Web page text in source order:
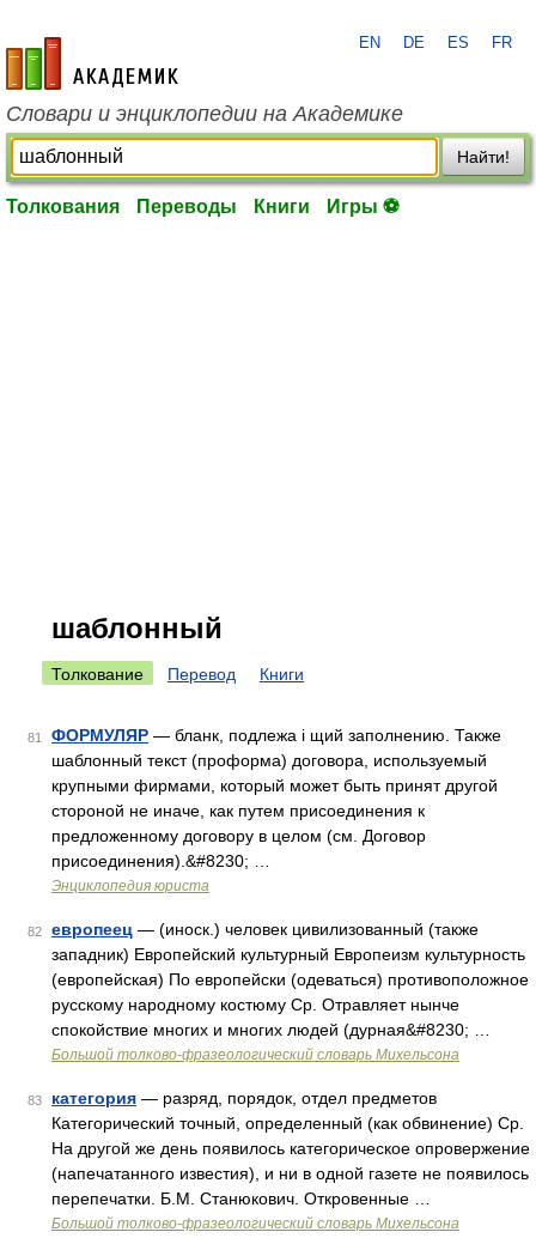
academic.ru
EN DE ES FR
Словари и энциклопедии на Академике
Найти!
Толкования Переводы Книги Игры ⚽
шаблонный
Толкование Перевод Книги
81 ФОРМУЛЯР — бланк, подлежа i щий заполнению. Также
шаблонный текст (проформа) договора, используемый
крупными фирмами, который может быть принят другой
стороной не иначе, как путем присоединения к
предложенному договору в целом (см. Договор
присоединения).&#8230; …
Энциклопедия юриста
82 европеец — (иноск.) человек цивилизованный (также
западник) Европейский культурный Европеизм культурность
(европейская) По европейски (одеваться) противоположное
русскому народному костюму Ср. Отравляет нынче
спокойствие многих и многих людей (дурная&#8230; …
Большой толково-фразеологический словарь Михельсона
83 категория — разряд, порядок, отдел предметов
Категорический точный, определенный (как обвинение) Ср.
На другой же день появилось категорическое опровержение
(напечатанного известия), и ни в одной газете не появилось
перепечатки. Б.М. Станюкович. Откровенные …
Большой толково-фразеологический словарь Михельсона